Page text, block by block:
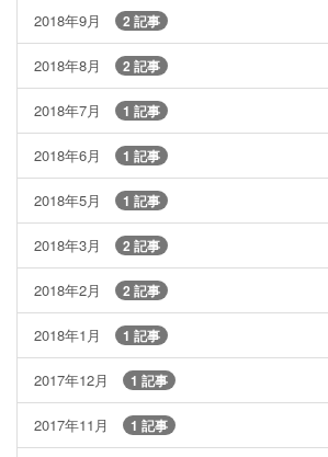
2018年9月 2 記事
2018年8月 2 記事
2018年7月 1 記事
2018年6月 1 記事
2018年5月 1 記事
2018年3月 2 記事
2018年2月 2 記事
2018年1月 1 記事
2017年12月 1 記事
2017年11月 1 記事